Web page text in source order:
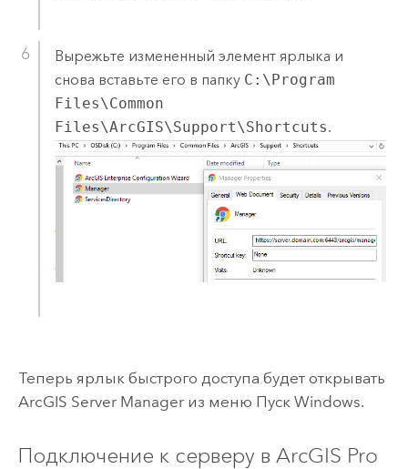
Вырежьте измененный элемент ярлыка и
снова вставьте его в папку C:\Program
Files\Common
Files\ArcGIS\Support\Shortcuts.
Теперь ярлык быстрого доступа будет открывать
ArcGIS Server Managerиз меню Пуск Windows.
Подключение к серверу в ArcGIS Pro